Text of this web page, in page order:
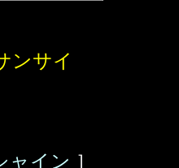
ンサイ
ャイン ］